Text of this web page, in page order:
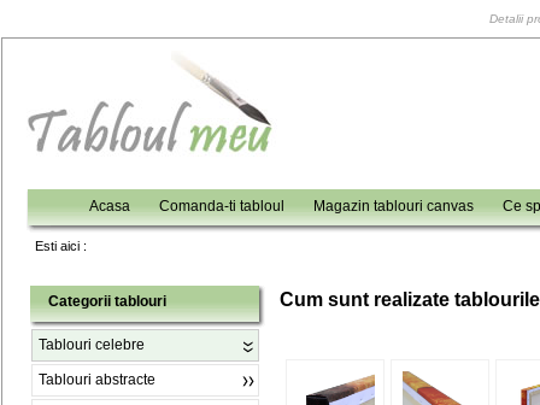
Detalii
Acasa Comanda-ti tabloul Magazin tablouri canvas Ce
Esti aici :
Categorii tablouri
Tablouri celebre
Tablouri abstracte
Cum sunt realizate